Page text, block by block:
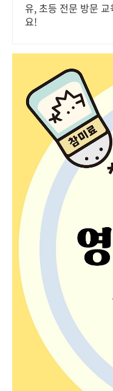
유, 초등 전문 방문
요!